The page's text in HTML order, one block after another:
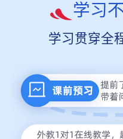
学习
学习贯穿全